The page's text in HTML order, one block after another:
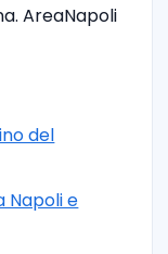
AreaNapoli
del
Napoli e